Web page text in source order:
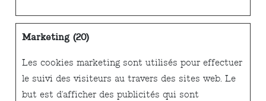
Marketing (20)
Les cookies marketing sont utilisés pour effectuer
le suivi des visiteurs au travers des sites web. Le
but est d'afficher des publicités qui sont